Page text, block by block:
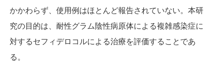
かかわらず、使用例はほとんど報告されていない。本研
究の目的は、耐性グラム陰性病原体による複雑感染症に
対するセフィデロコルによる治療を評価することであ
る。